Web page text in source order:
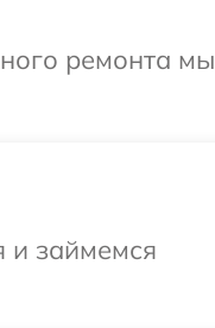
ремонта мы
и займемся